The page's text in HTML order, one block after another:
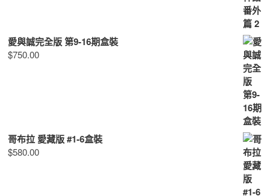
愛與誠完全版 第9-16期盒裝
$750.00
哥布拉 愛藏版 #1-6盒裝
$580.00